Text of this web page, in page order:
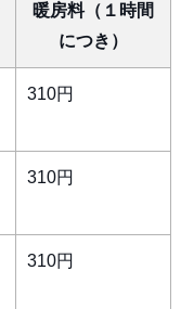
暖房料（１時間
につき）
310円
310円
310円